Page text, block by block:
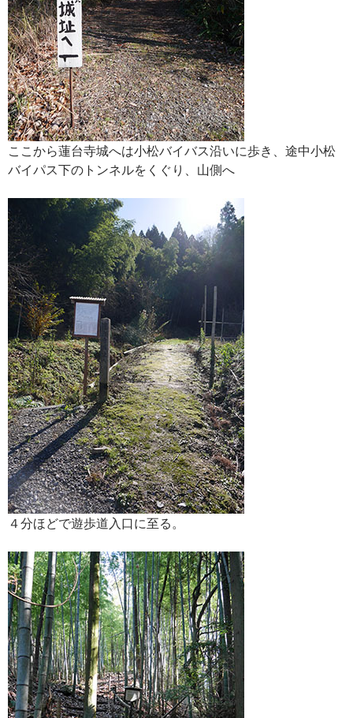
ここから蓮台寺城へは小松バイバス沿いに歩き、途中小松
バイパス下のトンネルをくぐり、山側へ
４分ほどで遊歩道入口に至る。